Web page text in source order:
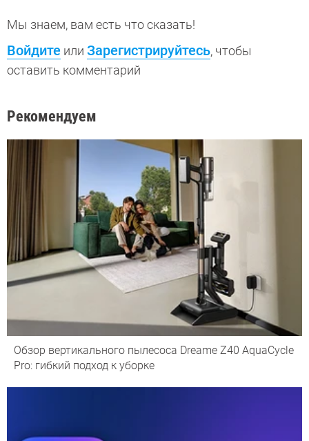
Мы знаем, вам есть что сказать!
Войдите или Зарегистрируйтесь, чтобы
оставить комментарий
Рекомендуем
Обзор вертикального пылесоса Dreame Z40 AquaCycle
Pro: гибкий подход к уборке